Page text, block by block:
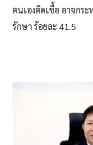
ตนเองติดเชื้อ อาจกร
รักษา ร้อยละ 41.5